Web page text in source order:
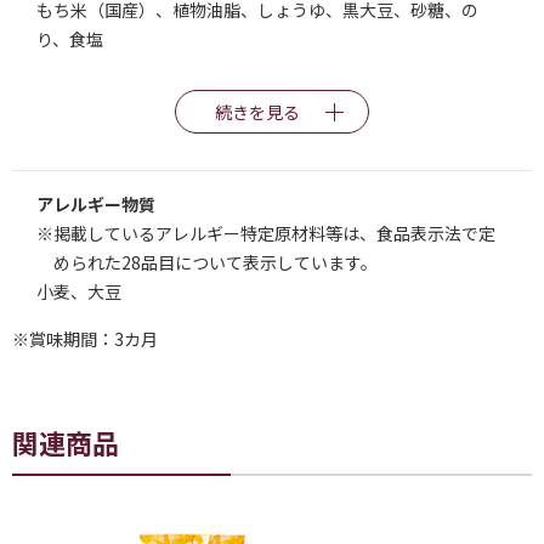
もち米（国産）、植物油脂、しょうゆ、黒大豆、砂糖、の
り、食塩
続きを見る
アレルギー物質
※掲載しているアレルギー特定原材料等は、食品表示法で定
められた28品目について表示しています。
小麦、大豆
※賞味期間：3カ月
関連商品